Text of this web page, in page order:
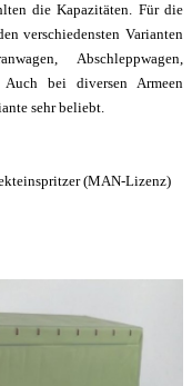
die Kapazitäten. Für die
verschiedensten Varianten
Abschleppwagen,
bei diversen Armeen
sehr beliebt.
(MAN-Lizenz)